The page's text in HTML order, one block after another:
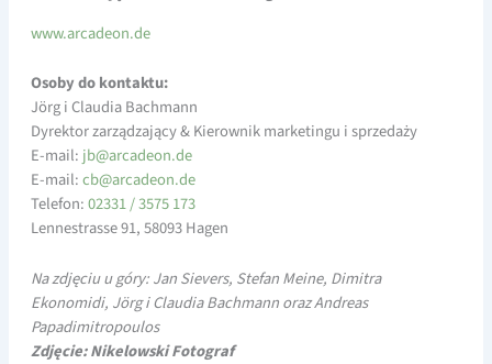
www.arcadeon.de
Osoby do kontaktu:
Jörg i Claudia Bachmann
Dyrektor zarządzający & Kierownik marketingu i sprzedaży
E-mail:
ed.no
edacr
a@bj
E-mail:
ed.no
edacr
a@bc
Telefon:02331 / 3575 173
Lennestrasse 91, 58093 Hagen
Na zdjęciu u góry: Jan Sievers, Stefan Meine, Dimitra
Ekonomidi, Jörg i Claudia Bachmann oraz Andreas
Papadimitropoulos
Zdjęcie: Nikelowski Fotograf